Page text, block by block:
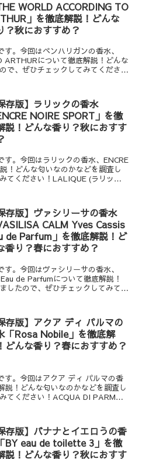
WORLD ACCORDING TO
」を徹底解説！どんな
？秋におすすめ？
。今回はペンハリガンの香水、
について徹底解説！どんな
で、ぜひチェックしてみてくださ
存版】ラリックの香水
NOIRE SPORT」を徹
説！どんな香り？秋におすす
。今回はラリックの香水、ENCRE
！どんな匂いなのかなどを調査し
てください！LALIQUE (ラリック)
存版】ヴァシリーサの香水
CALM Yves Cassis
de Parfum」を徹底解説！ど
香り？春におすすめ？
。今回はヴァシリーサの香水、
de Parfumについて徹底解説！
したので、ぜひチェックしてみてく
存版】アクア ディ パルマの
「Rosa Nobile」を徹底解
どんな香り？春におすすめ？
。今回はアクア ディ パルマの香
！どんな匂いなのかなどを調査し
てください！ACQUA DI PARMA
存版】バナナとイエロうの香
BY eau de toilette 3」を徹
説！どんな香り？秋におすす